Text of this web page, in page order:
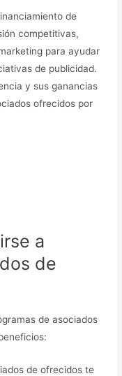
de
competitivas,
para ayudar
de publicidad.
y sus ganancias
ofrecidos por
a
de
de asociados
de ofrecidos te